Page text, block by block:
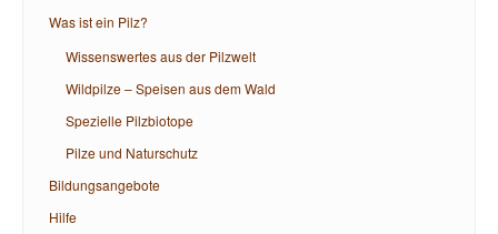
Was ist ein Pilz?
Wissenswertes aus der Pilzwelt
Wildpilze – Speisen aus dem Wald
Spezielle Pilzbiotope
Pilze und Naturschutz
Bildungsangebote
Hilfe